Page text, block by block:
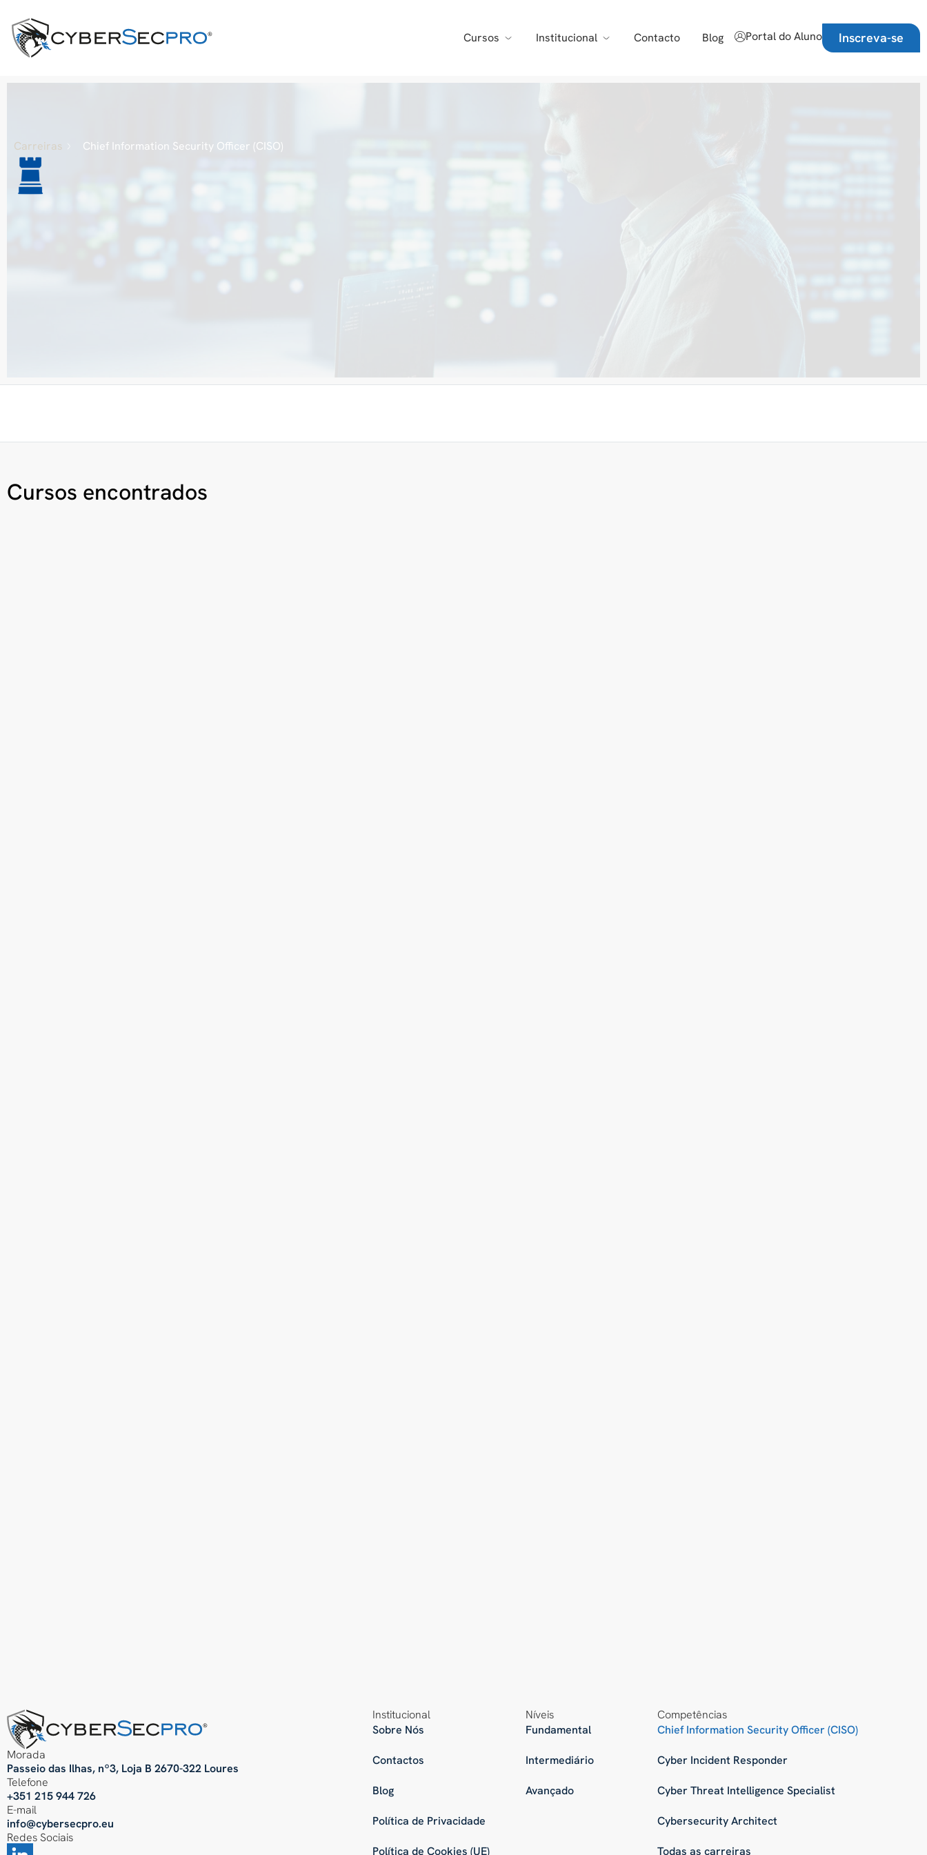
Cursos Institucional Contacto Blog Portal do Aluno Inscreva-se
Carreiras Chief Information Security Officer (CISO)
Cursos encontrados
Morada
Passeio das Ilhas, nº3, Loja B 2670-322 Loures
Telefone
+351 215 944 726
E-mail
info@cybersecpro.eu
Redes Sociais
Institucional
Sobre Nós
Contactos
Blog
Política de Privacidade
Política de Cookies (UE)
Níveis
Fundamental
Intermediário
Avançado
Competências
Chief Information Security Officer (CISO)
Cyber Incident Responder
Cyber Threat Intelligence Specialist
Cybersecurity Architect
Todas as carreiras